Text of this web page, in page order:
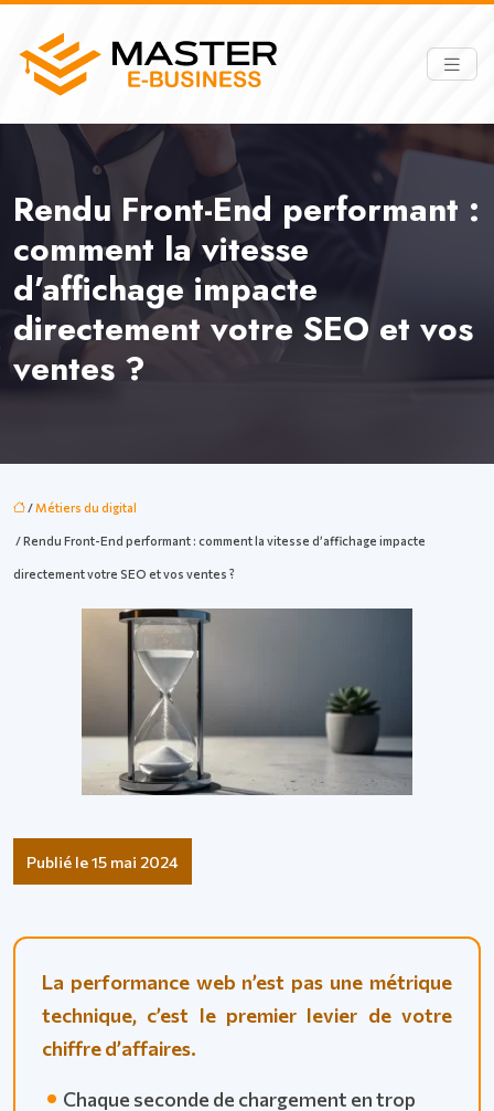
Rendu Front-End performant :
comment la vitesse
d’affichage impacte
directement votre SEO et vos
ventes ?
/Métiers du digital
/ Rendu Front-End performant : comment la vitesse d’affichage impacte
directement votre SEO et vos ventes ?
Publié le 15 mai 2024
La performance web n’est pas une métrique
technique, c’est le premier levier de votre
chiffre d’affaires.
Chaque seconde de chargement en trop